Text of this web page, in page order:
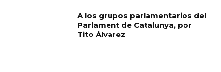
A los grupos parlamentarios del
Parlament de Catalunya, por
Tito Álvarez